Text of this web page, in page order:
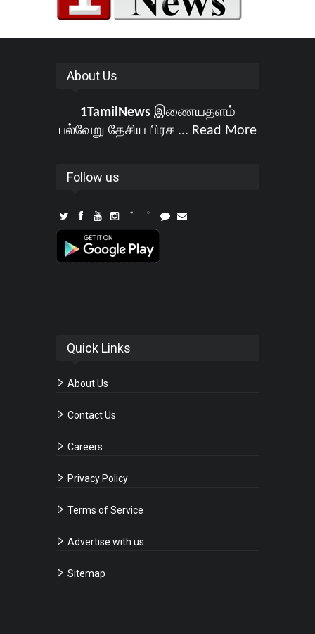
About Us
1TamilNewsஇணையதளம்
பல்வேறு தேசிய பிரச ... Read More
Follow us
Quick Links
About Us
Contact Us
Careers
Privacy Policy
Terms of Service
Advertise with us
Sitemap